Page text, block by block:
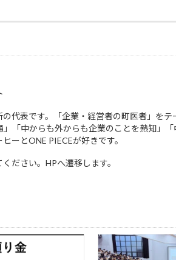
代表です。「企業・経営者の町医者」をテ
「中からも外からも企業のことを熟知」「
ーとONE PIECEが好きです。
ださい。HPへ遷移します。